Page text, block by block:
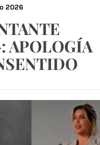
2026
APOLOGÍA